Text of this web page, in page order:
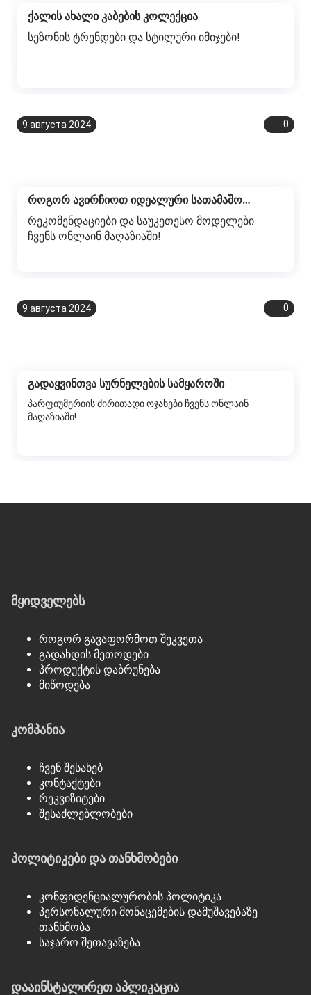
ქალის ახალი კაბების კოლექცია
სეზონის ტრენდები და სტილური იმიჯები!
9 августа 2024 0
როგორ ავირჩიოთ იდეალური სათამაშო
ლეპტოპი?
რეკომენდაციები და საუკეთესო მოდელები
ჩვენს ონლაინ მაღაზიაში!
9 августа 2024 0
გადაყვინთვა სურნელების სამყაროში
პარფიუმერიის ძირითადი ოჯახები ჩვენს ონლაინ
მაღაზიაში!
მყიდველებს
როგორ გავაფორმოთ შეკვეთა
გადახდის მეთოდები
პროდუქტის დაბრუნება
მიწოდება
კომპანია
ჩვენ შესახებ
კონტაქტები
რეკვიზიტები
შესაძლებლობები
პოლიტიკები და თანხმობები
კონფიდენციალურობის პოლიტიკა
პერსონალური მონაცემების დამუშავებაზე
თანხმობა
საჯარო შეთავაზება
დააინსტალირეთ აპლიკაცია